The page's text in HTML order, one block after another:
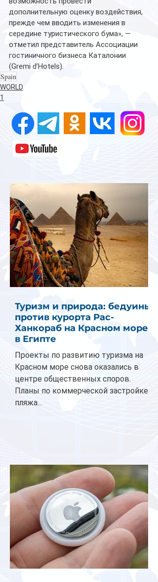
дополнительную оценку воздействия,
прежде чем вводить изменения в
середине туристического бума», —
отметил представитель Ассоциации
гостиничного бизнеса Каталонии
(Gremi d’Hotels).
Spain
WORLD
1
Туризм и природа: бедуины
против курорта Рас-
Ханкораб на Красном море
в Египте
Проекты по развитию туризма на
Красном море снова оказались в
центре общественных споров.
Планы по коммерческой застройке
пляжа...